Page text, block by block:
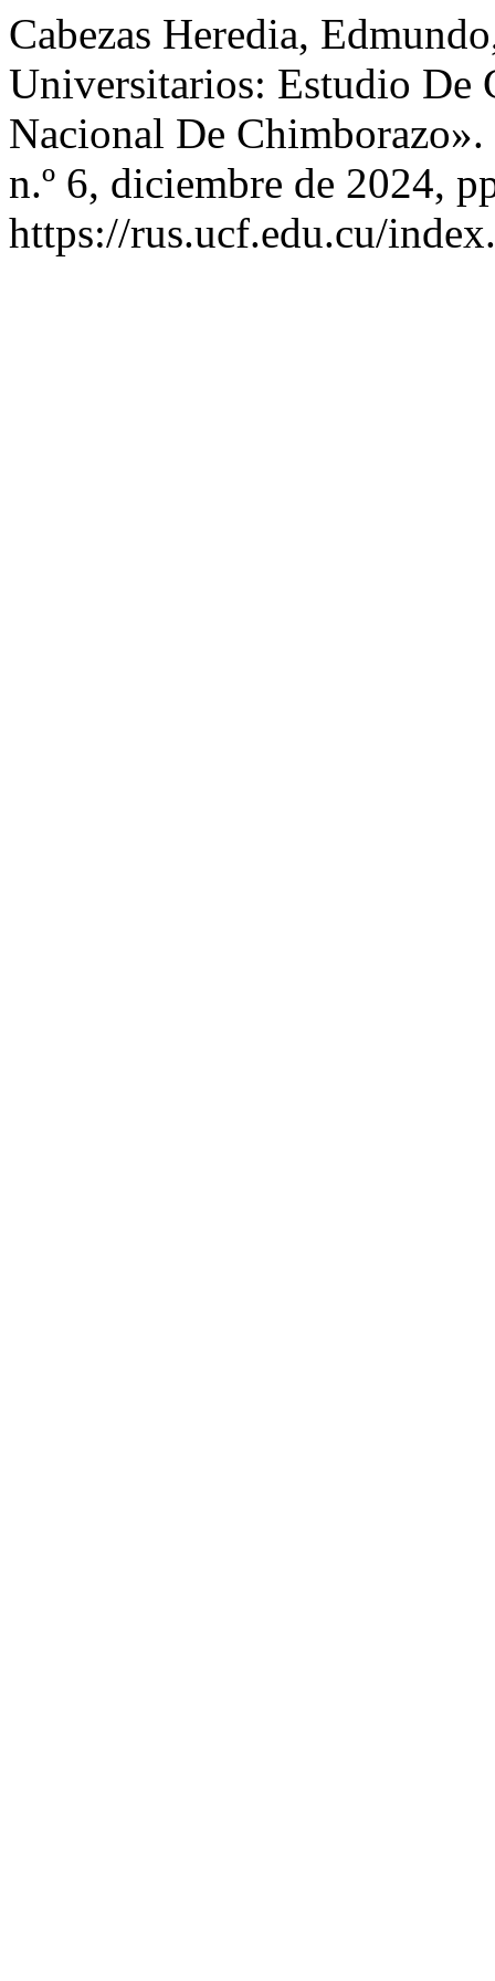
Cabezas Heredia,
Universitarios: Estudio De
Nacional De Chimborazo».
n.º 6, diciembre de 2024,
https://rus.ucf.edu.cu/